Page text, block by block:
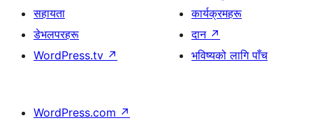
सहायता
डेभलपरहरू
WordPress.tv ↗
कार्यक्रमहरू
दान ↗
भविष्यको लागि पाँच
WordPress.com ↗